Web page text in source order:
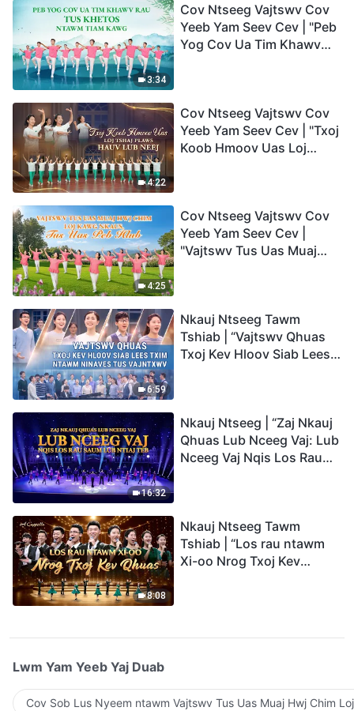
3:34
Cov Ntseeg Vajtswv Cov
Yeeb Yam Seev Cev | "Peb
Yog Cov Ua Tim Khawv
4:22
Cov Ntseeg Vajtswv Cov
Yeeb Yam Seev Cev | "Txoj
Koob Hmoov Uas Loj
4:25
Cov Ntseeg Vajtswv Cov
Yeeb Yam Seev Cev |
"Vajtswv Tus Uas Muaj
6:59
Nkauj Ntseeg Tawm
Tshiab | “Vajtswv Qhuas
Txoj Kev Hloov Siab Lees
16:32
Nkauj Ntseeg | “Zaj Nkauj
Qhuas Lub Nceeg Vaj: Lub
Nceeg Vaj Nqis Los Rau
8:08
Nkauj Ntseeg Tawm
Tshiab | “Los rau ntawm
Xi-oo Nrog Txoj Kev
Lwm Yam Yeeb Yaj Duab
Cov Sob Lus Nyeem ntawm Vajtswv Tus Uas Muaj Hwj Chim